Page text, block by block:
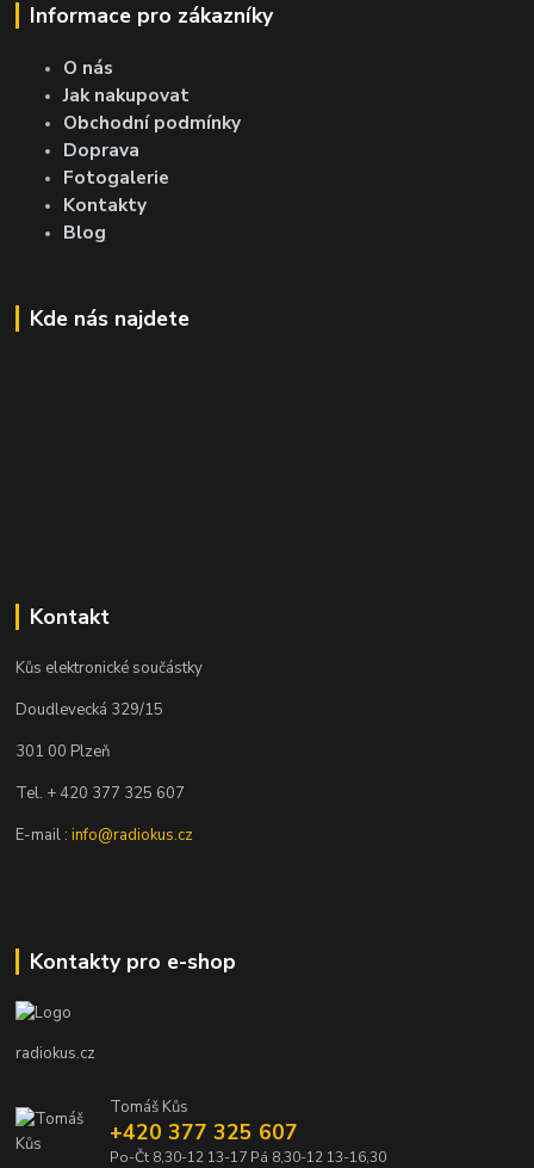
Informace pro zákazníky
O nás
Jak nakupovat
Obchodní podmínky
Doprava
Fotogalerie
Kontakty
Blog
Kde nás najdete
Kontakt
Kůs elektronické součástky
Doudlevecká 329/15
301 00 Plzeň
Tel. + 420 377 325 607
E-mail :info@radiokus.cz
Kontakty pro e-shop
radiokus.cz
Tomáš Kůs
+420 377 325 607
Po-Čt 8,30-12 13-17 Pá 8,30-12 13-16,30